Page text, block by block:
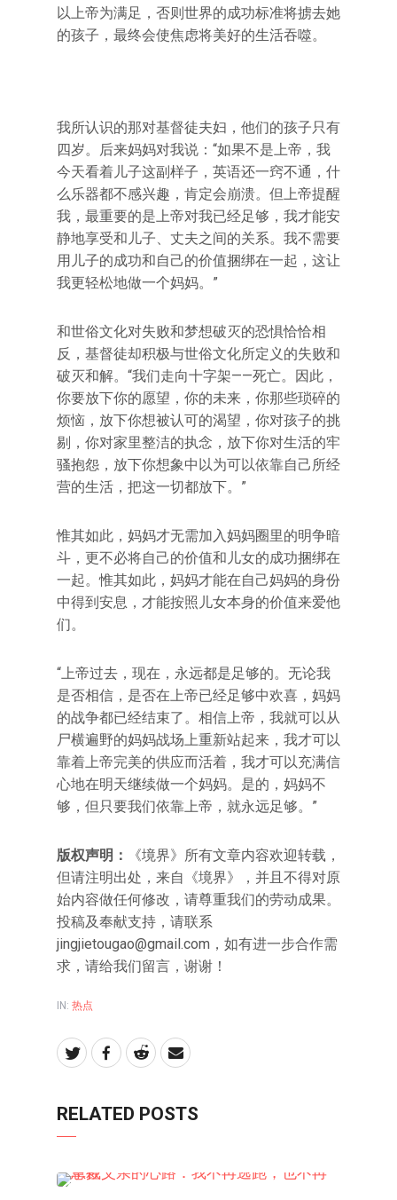
以上帝为满足，否则世界的成功标准将掳去她
的孩子，最终会使焦虑将美好的生活吞噬。
我所认识的那对基督徒夫妇，他们的孩子只有
四岁。后来妈妈对我说：“如果不是上帝，我
今天看着儿子这副样子，英语还一窍不通，什
么乐器都不感兴趣，肯定会崩溃。但上帝提醒
我，最重要的是上帝对我已经足够，我才能安
静地享受和儿子、丈夫之间的关系。我不需要
用儿子的成功和自己的价值捆绑在一起，这让
我更轻松地做一个妈妈。”
和世俗文化对失败和梦想破灭的恐惧恰恰相
反，基督徒却积极与世俗文化所定义的失败和
破灭和解。“我们走向十字架——死亡。因此，
你要放下你的愿望，你的未来，你那些琐碎的
烦恼，放下你想被认可的渴望，你对孩子的挑
剔，你对家里整洁的执念，放下你对生活的牢
骚抱怨，放下你想象中以为可以依靠自己所经
营的生活，把这一切都放下。”
惟其如此，妈妈才无需加入妈妈圈里的明争暗
斗，更不必将自己的价值和儿女的成功捆绑在
一起。惟其如此，妈妈才能在自己妈妈的身份
中得到安息，才能按照儿女本身的价值来爱他
们。
“上帝过去，现在，永远都是足够的。无论我
是否相信，是否在上帝已经足够中欢喜，妈妈
的战争都已经结束了。相信上帝，我就可以从
尸横遍野的妈妈战场上重新站起来，我才可以
靠着上帝完美的供应而活着，我才可以充满信
心地在明天继续做一个妈妈。是的，妈妈不
够，但只要我们依靠上帝，就永远足够。”
版权声明：
《境界》所有文章内容欢迎转载，
但请注明出处，来自《境界》，并且不得对原
始内容做任何修改，请尊重我们的劳动成果。
投稿及奉献支持，请联系
jingjietougao@gmail.com，如有进一步合作需
求，请给我们留言，谢谢！
IN: 热点
RELATED POSTS